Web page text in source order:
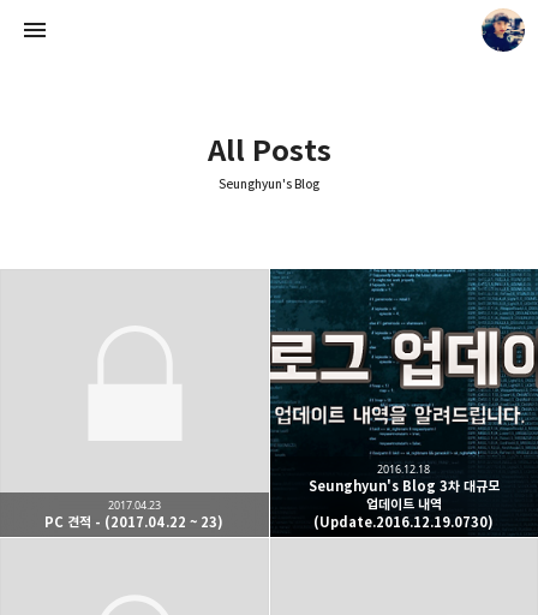
All Posts
Seunghyun's Blog
PC 견적 - (2017.04.22 ~ 23)
2017.04.23
Seunghyun's Blog 3차 대규모
업데이트 내역
(Update.2016.12.19.0730)
2016.12.18
Seunghyun's Blog
Seunghyun.